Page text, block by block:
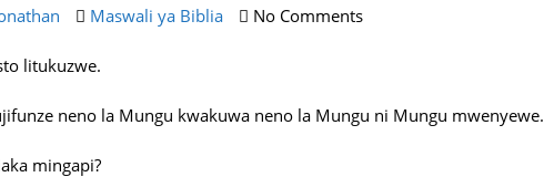
Maswali ya Biblia No Comments
litukuzwe.
neno la Mungu kwakuwa neno la Mungu ni Mungu mwenyewe.
mingapi?